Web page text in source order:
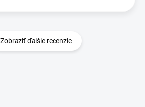
Zobraziť ďalšie recenzie